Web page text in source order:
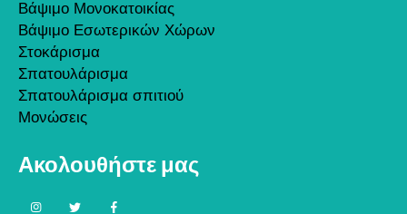
Βάψιμο Μονοκατοικίας
Βάψιμο Εσωτερικών Χώρων
Στοκάρισμα
Σπατουλάρισμα
Σπατουλάρισμα σπιτιού
Μονώσεις
Ακολουθήστε μας